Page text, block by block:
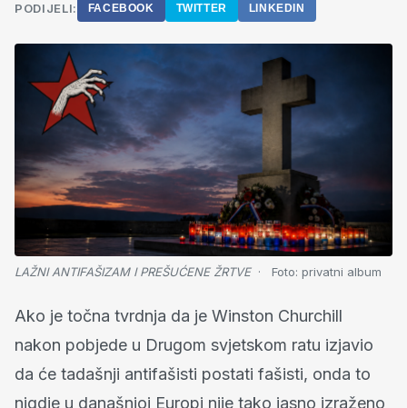
PODIJELI: FACEBOOK TWITTER LINKEDIN
LAŽNI ANTIFAŠIZAM I PREŠUĆENE ŽRTVE Foto: privatni album
Ako je točna tvrdnja da je Winston Churchill
nakon pobjede u Drugom svjetskom ratu izjavio
da će tadašnji antifašisti postati fašisti, onda to
nigdje u današnjoj Europi nije tako jasno izraženo